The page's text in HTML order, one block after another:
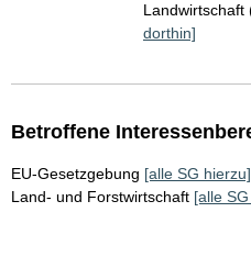
Landwirtschaft
dorthin]
Betroffene
EU-Gesetzgebung [alle SG hierzu]
Land- und Forstwirtschaft [alle